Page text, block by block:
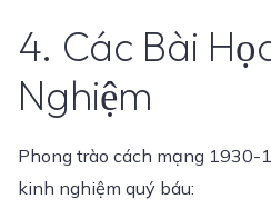
4. Các Bài
Nghiệm
Phong trào cách mạng 1930-
kinh nghiệm quý báu: